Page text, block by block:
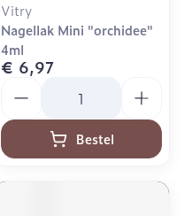
Vitry
Nagellak Mini "orchidee"
4ml
€ 6,97
Bestel